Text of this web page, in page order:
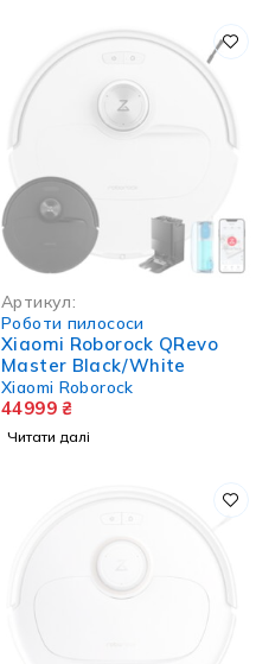
Артикул:
Роботи пилососи
Xiaomi Roborock QRevo
Master Black/White
Xiaomi Roborock
44999₴
Читати далі